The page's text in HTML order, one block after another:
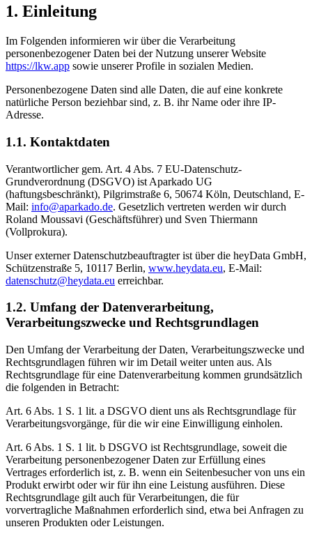
1. Einleitung
Im Folgenden informieren wir über die Verarbeitung
personenbezogener Daten bei der Nutzung unserer Website
https://lkw.app sowie unserer Profile in sozialen Medien.
Personenbezogene Daten sind alle Daten, die auf eine konkrete
natürliche Person beziehbar sind, z. B. ihr Name oder ihre IP-
Adresse.
1.1. Kontaktdaten
Verantwortlicher gem. Art. 4 Abs. 7 EU-Datenschutz-
Grundverordnung (DSGVO) ist Aparkado UG
(haftungsbeschränkt), Pilgrimstraße 6, 50674 Köln, Deutschland, E-
Mail: info@aparkado.de. Gesetzlich vertreten werden wir durch
Roland Moussavi (Geschäftsführer) und Sven Thiermann
(Vollprokura).
Unser externer Datenschutzbeauftragter ist über die heyData GmbH,
Schützenstraße 5, 10117 Berlin, www.heydata.eu, E-Mail:
datenschutz@heydata.eu erreichbar.
1.2. Umfang der Datenverarbeitung,
Verarbeitungszwecke und Rechtsgrundlagen
Den Umfang der Verarbeitung der Daten, Verarbeitungszwecke und
Rechtsgrundlagen führen wir im Detail weiter unten aus. Als
Rechtsgrundlage für eine Datenverarbeitung kommen grundsätzlich
die folgenden in Betracht:
Art. 6 Abs. 1 S. 1 lit. a DSGVO dient uns als Rechtsgrundlage für
Verarbeitungsvorgänge, für die wir eine Einwilligung einholen.
Art. 6 Abs. 1 S. 1 lit. b DSGVO ist Rechtsgrundlage, soweit die
Verarbeitung personenbezogener Daten zur Erfüllung eines
Vertrages erforderlich ist, z. B. wenn ein Seitenbesucher von uns ein
Produkt erwirbt oder wir für ihn eine Leistung ausführen. Diese
Rechtsgrundlage gilt auch für Verarbeitungen, die für
vorvertragliche Maßnahmen erforderlich sind, etwa bei Anfragen zu
unseren Produkten oder Leistungen.